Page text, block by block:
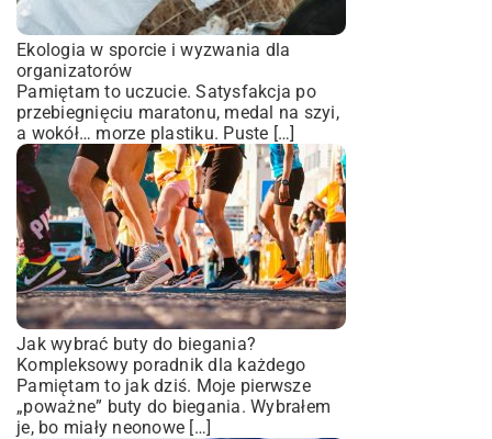
Ekologia w sporcie i wyzwania dla
organizatorów
Pamiętam to uczucie. Satysfakcja po
przebiegnięciu maratonu, medal na szyi,
a wokół… morze plastiku. Puste […]
Jak wybrać buty do biegania?
Kompleksowy poradnik dla każdego
Pamiętam to jak dziś. Moje pierwsze
„poważne” buty do biegania. Wybrałem
je, bo miały neonowe […]